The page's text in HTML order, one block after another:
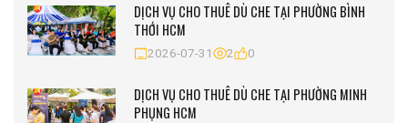
DỊCH VỤ CHO THUÊ DÙ CHE TẠI PHƯỜNG BÌNH
THỚI HCM
2026-07-31 2 0
DỊCH VỤ CHO THUÊ DÙ CHE TẠI PHƯỜNG MINH
PHỤNG HCM